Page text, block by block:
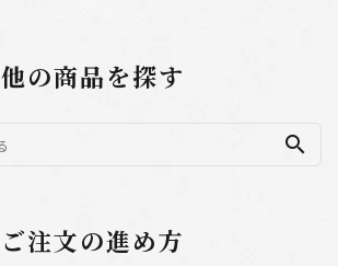
他の商品を探す
search
ご注文の進め方